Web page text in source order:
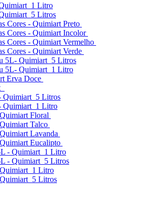
1 Litro
5 Litros
Cores - Quimiart Preto
Cores - Quimiart Incolor
Cores - Quimiart Vermelho
Cores - Quimiart Verde
5L- Quimiart 5 Litros
5L- Quimiart 1 Litro
Erva Doce
Quimiart 5 Litros
Quimiart 1 Litro
Floral
Talco
Lavanda
Eucalipto
- Quimiart 1 Litro
- Quimiart 5 Litros
1 Litro
5 Litros